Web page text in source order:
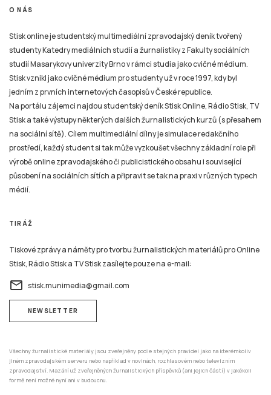
O NÁS
Stisk online je studentský multimediální zpravodajský deník tvořený
studenty Katedry mediálních studií a žurnalistiky z Fakulty sociálních
studií Masarykovy univerzity Brno v rámci studia jako cvičné médium.
Stisk vznikl jako cvičné médium pro studenty už v roce 1997, kdy byl
jedním z prvních internetových časopisů v České republice.
Na portálu zájemci najdou studentský deník Stisk Online, Rádio Stisk, TV
Stisk a také výstupy některých dalších žurnalistických kurzů (s přesahem
na sociální sítě). Cílem multimediální dílny je simulace redakčního
prostředí, každý student si tak může vyzkoušet všechny základní role při
výrobě online zpravodajského či publicistického obsahu i související
působení na sociálních sítích a připravit se tak na praxi v různých typech
médií.
TIRÁŽ
Tiskové zprávy a náměty pro tvorbu žurnalistických materiálů pro Online
Stisk, Rádio Stisk a TV Stisk zasílejte pouze na e-mail:
email stisk.munimedia@gmail.com
NEWSLETTER
Všechny žurnalistické materiály jsou zveřejněny podle stejných pravidel jako na kterémkoliv
jiném zpravodajském serveru nebo například v novinách, rozhlasovém nebo televizním
zpravodajství. Mazání už zveřejněných žurnalistických příspěvků (ani jejich částí) v jakékoli
formě není možné nyní ani v budoucnu.